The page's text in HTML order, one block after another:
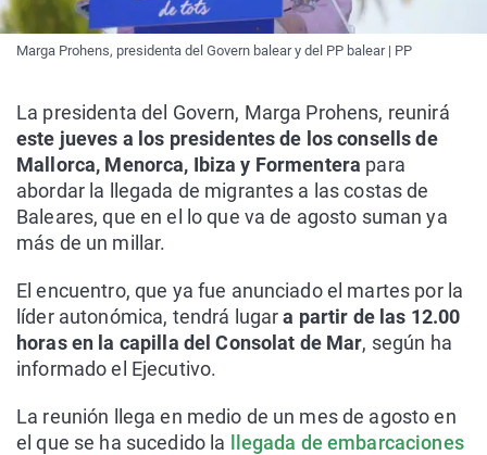
Marga Prohens, presidenta del Govern balear y del PP balear | PP
La presidenta del Govern, Marga Prohens, reunirá
este jueves a los presidentes de los consells de
Mallorca, Menorca, Ibiza y Formentera para
abordar la llegada de migrantes a las costas de
Baleares, que en el lo que va de agosto suman ya
más de un millar.
El encuentro, que ya fue anunciado el martes por la
líder autonómica, tendrá lugara partir de las 12.00
horas en la capilla del Consolat de Mar, según ha
informado el Ejecutivo.
La reunión llega en medio de un mes de agosto en
el que se ha sucedido la
llegada de embarcaciones